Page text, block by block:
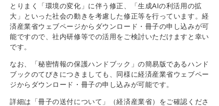
とりまく「環境の変化」に伴う修正、「生成AIの利活用の拡
大」といった社会の動きを考慮した修正等を行っています。経
済産業省ウェブページからダウンロード・冊子の申し込みが可
能ですので、社内研修等での活用をご検討いただけますと幸い
です。
なお、「秘密情報の保護ハンドブック」の簡易版であるハンド
ブックのてびきにつきましても、同様に経済産業省ウェブペー
ジからダウンロード・冊子の申し込みが可能です。
詳細は「冊子の送付について」（経済産業省）をご確認くださ